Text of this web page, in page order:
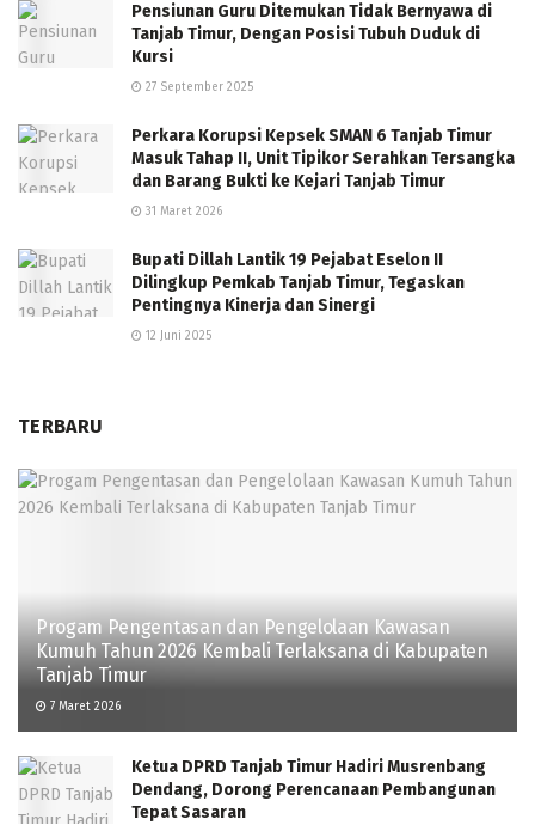
Pensiunan Guru Ditemukan Tidak Bernyawa di
Tanjab Timur, Dengan Posisi Tubuh Duduk di
Kursi
27 September 2025
Perkara Korupsi Kepsek SMAN 6 Tanjab Timur
Masuk Tahap II, Unit Tipikor Serahkan Tersangka
dan Barang Bukti ke Kejari Tanjab Timur
31 Maret 2026
Bupati Dillah Lantik 19 Pejabat Eselon II
Dilingkup Pemkab Tanjab Timur, Tegaskan
Pentingnya Kinerja dan Sinergi
12 Juni 2025
TERBARU
Progam Pengentasan dan Pengelolaan Kawasan
Kumuh Tahun 2026 Kembali Terlaksana di Kabupaten
Tanjab Timur
7 Maret 2026
Ketua DPRD Tanjab Timur Hadiri Musrenbang
Dendang, Dorong Perencanaan Pembangunan
Tepat Sasaran